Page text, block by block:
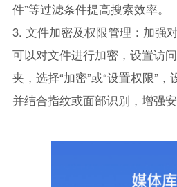
件”等过滤条件提高搜索效率。
3. 文件加密及权限管理：加强
可以对文件进行加密，设置访
夹，选择“加密”或“设置权限”，
并结合指纹或面部识别，增强安